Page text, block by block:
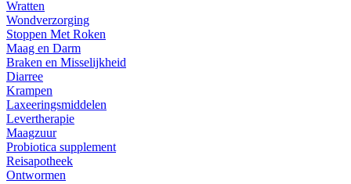
Wratten
Wondverzorging
Stoppen Met Roken
Maag en Darm
Braken en Misselijkheid
Diarree
Krampen
Laxeeringsmiddelen
Levertherapie
Maagzuur
Probiotica supplement
Reisapotheek
Ontwormen